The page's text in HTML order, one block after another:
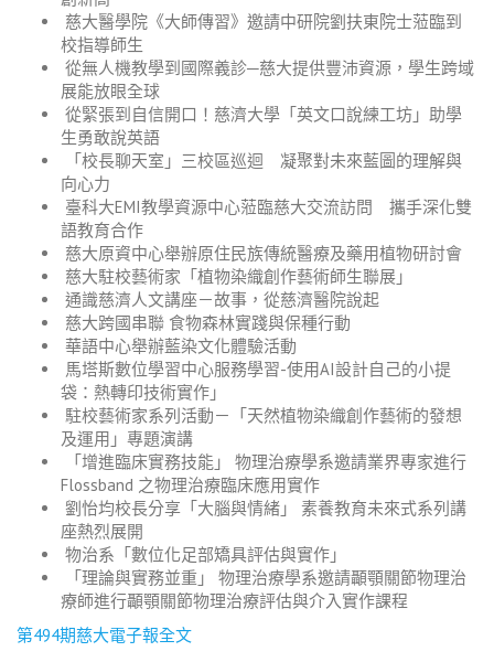
慈大醫學院《大師傳習》邀請中研院劉扶東院士蒞臨到
校指導師生
從無人機教學到國際義診─慈大提供豐沛資源，學生跨域
展能放眼全球
從緊張到自信開口！慈濟大學「英文口說練工坊」助學
生勇敢說英語
「校長聊天室」三校區巡迴 凝聚對未來藍圖的理解與
向心力
臺科大EMI教學資源中心蒞臨慈大交流訪問 攜手深化雙
語教育合作
慈大原資中心舉辦原住民族傳統醫療及藥用植物研討會
慈大駐校藝術家「植物染織創作藝術師生聯展」
通識慈濟人文講座－故事，從慈濟醫院說起
慈大跨國串聯 食物森林實踐與保種行動
華語中心舉辦藍染文化體驗活動
馬塔斯數位學習中心服務學習-使用AI設計自己的小提
袋：熱轉印技術實作」
駐校藝術家系列活動－「天然植物染織創作藝術的發想
及運用」專題演講
「增進臨床實務技能」 物理治療學系邀請業界專家進行
Flossband 之物理治療臨床應用實作
劉怡均校長分享「大腦與情緒」 素養教育未來式系列講
座熱烈展開
物治系「數位化足部矯具評估與實作」
「理論與實務並重」 物理治療學系邀請顳顎關節物理治
療師進行顳顎關節物理治療評估與介入實作課程
第494期慈大電子報全文